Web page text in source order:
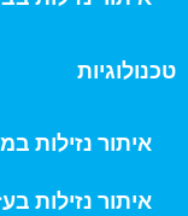
טכנולוגיות
איתור נזילות
איתור נזילות